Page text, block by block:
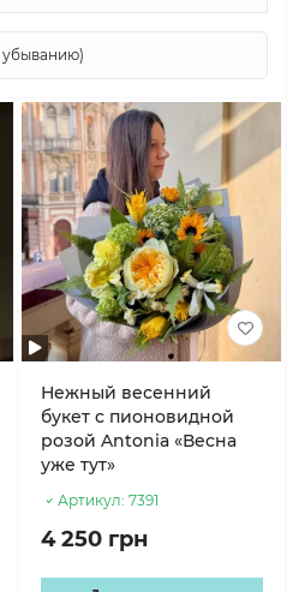
Нежный весенний
букет с пионовидной
розой Antonia «Весна
уже тут»
Артикул: 7391
4 250 грн